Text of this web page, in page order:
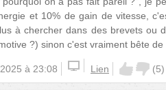
et 10% de gain de vitesse,
à chercher dans des brevets ou
?) sinon c'est vraiment bête
à 23:08 Lien (5)